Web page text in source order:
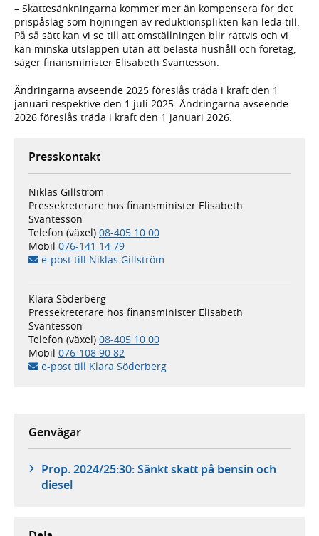
– Skattesänkningarna kommer mer än kompensera för det
prispåslag som höjningen av reduktionsplikten kan leda till.
På så sätt kan vi se till att omställningen blir rättvis och vi
kan minska utsläppen utan att belasta hushåll och företag,
säger finansminister Elisabeth Svantesson.
Ändringarna avseende 2025 föreslås träda i kraft den 1
januari respektive den 1 juli 2025. Ändringarna avseende
2026 föreslås träda i kraft den 1 januari 2026.
Presskontakt
Niklas Gillström
Pressekreterare hos finansminister Elisabeth
Svantesson
Telefon (växel) 08-405 10 00
Mobil 076-141 14 79
e-post till Niklas Gillström
Klara Söderberg
Pressekreterare hos finansminister Elisabeth
Svantesson
Telefon (växel) 08-405 10 00
Mobil 076-108 90 82
e-post till Klara Söderberg
Genvägar
Prop. 2024/25:30: Sänkt skatt på bensin och
diesel